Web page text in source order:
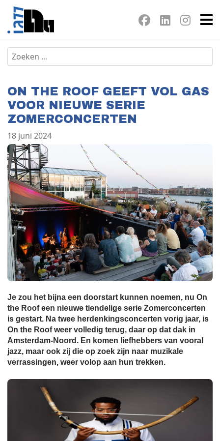
ON THE ROOF GEEFT VOL GAS
VOOR NIEUWE SERIE
ZOMERCONCERTEN
18 juni 2024
Je zou het bijna een doorstart kunnen noemen, nu On
the Roof een nieuwe tiendelige serie Zomerconcerten
is gestart. Na twee herdenkingsconcerten vorig jaar, is
On the Roof weer volledig terug, daar op dat dak in
Amsterdam-Noord. En komen liefhebbers van vooral
jazz, maar ook zij die op zoek zijn naar muzikale
verrassingen, weer volop aan hun trekken.